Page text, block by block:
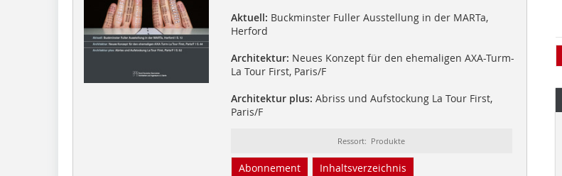
Aktuell: Buckminster Fuller Ausstellung in der MARTa,
Herford
Architektur: Neues Konzept für den ehemaligen AXA-Turm-
La Tour First, Paris/F
Architektur plus: Abriss und Aufstockung La Tour First,
Paris/F
Ressort: Produkte
Abonnement Inhaltsverzeichnis